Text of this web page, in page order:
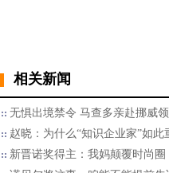
相关新闻
无惧出境禁令 马查多亲赴挪威
赵晓：为什么“知识企业家”如此
新晋诺奖得主：我妈颠覆时尚